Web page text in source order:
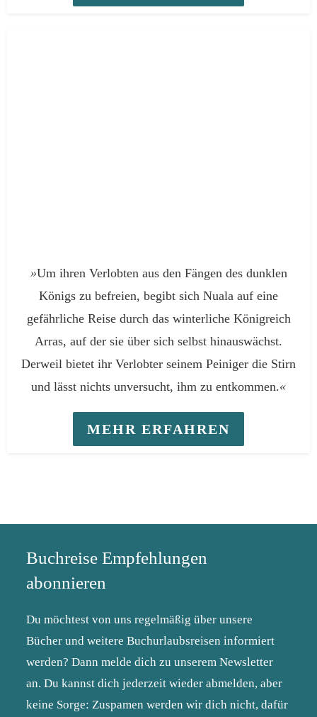
»Um ihren Verlobten aus den Fängen des dunklen
Königs zu befreien, begibt sich Nuala auf eine
gefährliche Reise durch das winterliche Königreich
Arras, auf der sie über sich selbst hinauswächst.
Derweil bietet ihr Verlobter seinem Peiniger die Stirn
und lässt nichts unversucht, ihm zu entkommen.«
MEHR ERFAHREN
Buchreise Empfehlungen
abonnieren
Du möchtest von uns regelmäßig über unsere
Bücher und weitere Buchurlaubsreisen informiert
werden? Dann melde dich zu unserem Newsletter
an. Du kannst dich jederzeit wieder abmelden, aber
keine Sorge: Zuspamen werden wir dich nicht, dafür